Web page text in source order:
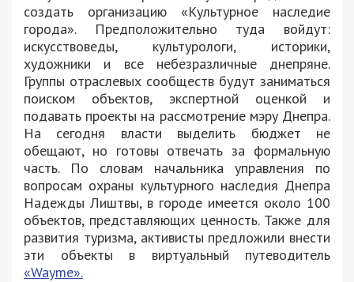
создать организацию «Культурное наследие
города». Предположительно туда войдут:
искусствоведы, культурологи, историки,
художники и все небезразличные днепряне.
Группы отраслевых сообществ будут заниматься
поиском объектов, экспертной оценкой и
подавать проекты на рассмотрение мэру Днепра.
На сегодня власти выделить бюджет не
обещают, но готовы отвечать за формальную
часть. По словам начальника управления по
вопросам охраны культурного наследия Днепра
Надежды Лиштвы, в городе имеется около 100
объектов, представляющих ценность. Также для
развития туризма, активисты предложили внести
эти объекты в виртуальный путеводитель
«Wayme».